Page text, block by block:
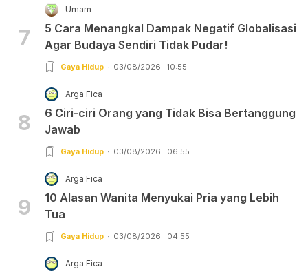
7
Umam
5 Cara Menangkal Dampak Negatif Globalisasi
Agar Budaya Sendiri Tidak Pudar!
Gaya Hidup 03/08/2026 | 10:55
8
Arga Fica
6 Ciri-ciri Orang yang Tidak Bisa Bertanggung
Jawab
Gaya Hidup 03/08/2026 | 06:55
9
Arga Fica
10 Alasan Wanita Menyukai Pria yang Lebih
Tua
Gaya Hidup 03/08/2026 | 04:55
Arga Fica